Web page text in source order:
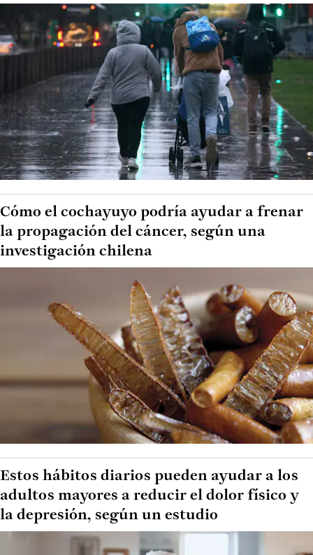
Cómo el cochayuyo podría ayudar a frenar
la propagación del cáncer, según una
investigación chilena
Estos hábitos diarios pueden ayudar a los
adultos mayores a reducir el dolor físico y
la depresión, según un estudio